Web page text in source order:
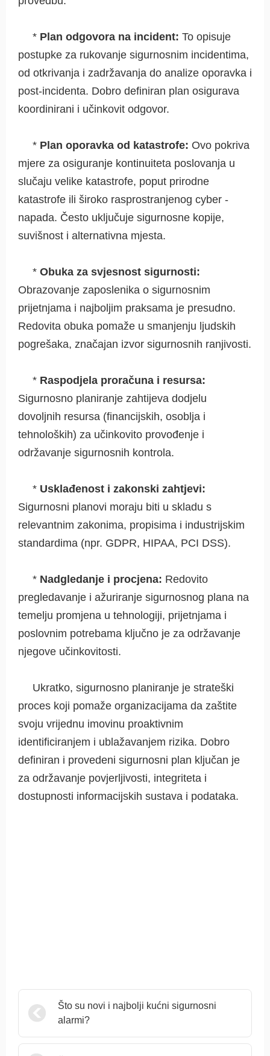
* Plan odgovora na incident: To opisuje
postupke za rukovanje sigurnosnim incidentima,
od otkrivanja i zadržavanja do analize oporavka i
post-incidenta. Dobro definiran plan osigurava
koordinirani i učinkovit odgovor.
* Plan oporavka od katastrofe: Ovo pokriva
mjere za osiguranje kontinuiteta poslovanja u
slučaju velike katastrofe, poput prirodne
katastrofe ili široko rasprostranjenog cyber -
napada. Često uključuje sigurnosne kopije,
suvišnost i alternativna mjesta.
* Obuka za svjesnost sigurnosti:
Obrazovanje zaposlenika o sigurnosnim
prijetnjama i najboljim praksama je presudno.
Redovita obuka pomaže u smanjenju ljudskih
pogrešaka, značajan izvor sigurnosnih ranjivosti.
* Raspodjela proračuna i resursa:
Sigurnosno planiranje zahtijeva dodjelu
dovoljnih resursa (financijskih, osoblja i
tehnoloških) za učinkovito provođenje i
održavanje sigurnosnih kontrola.
* Usklađenost i zakonski zahtjevi:
Sigurnosni planovi moraju biti u skladu s
relevantnim zakonima, propisima i industrijskim
standardima (npr. GDPR, HIPAA, PCI DSS).
* Nadgledanje i procjena: Redovito
pregledavanje i ažuriranje sigurnosnog plana na
temelju promjena u tehnologiji, prijetnjama i
poslovnim potrebama ključno je za održavanje
njegove učinkovitosti.
Ukratko, sigurnosno planiranje je strateški
proces koji pomaže organizacijama da zaštite
svoju vrijednu imovinu proaktivnim
identificiranjem i ublažavanjem rizika. Dobro
definiran i provedeni sigurnosni plan ključan je
za održavanje povjerljivosti, integriteta i
dostupnosti informacijskih sustava i podataka.
Što su novi i najbolji kućni sigurnosni
alarmi?